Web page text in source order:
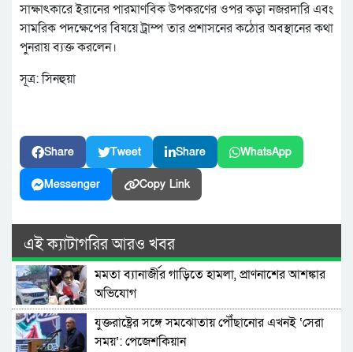
সাক্ষাৎকারে ইরানের পারমাণবিক উপকরণের ওপর কড়া নজরদারি এবং
সামরিক পদক্ষেপের বিষয়ে ট্রাম্প তার প্রশাসনের কঠোর অবস্থানের কথা
পুনরায় ব্যক্ত করলেন।
সূত্র: সিনহুয়া
Share Tweet Share WhatsApp
Messenger Copy Link
এই ক্যাটাগরির আরও খবর
মমতা ব্যানার্জীর গাড়িতে হামলা, প্রাণনাশের আশঙ্কার
অভিযোগ
যুক্তরাষ্ট্রের সঙ্গে সমঝোতায় পৌঁছানোর এখনই ‘সেরা
সময়’: পেজেশকিয়ান